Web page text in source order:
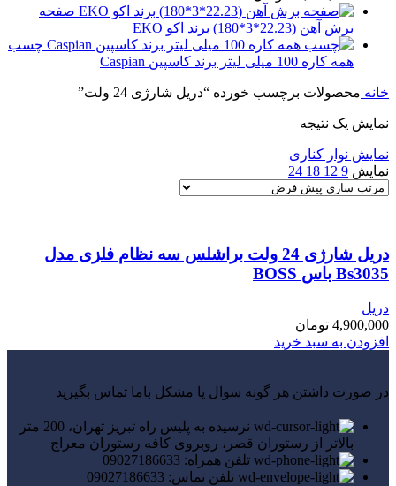
صفحه
برش آهن (22.23*3*180) برند اکو EKO
چسب
همه کاره 100 میلی لیتر برند کاسپین Caspian
خانه محصولات برچسب خورده “دریل شارژی 24 ولت”
نمایش یک نتیجه
نمایش نوار کناری
نمایش 9
12
18
24
دریل شارژی 24 ولت براشلس سه نظام فلزی مدل
Bs3035 باس BOSS
دریل
4,900,000 تومان
افزودن به سبد خرید
در صورت داشتن هر گونه سوال یا مشکل باما تماس بگیرید
نرسیده به پلیس راه تبریز تهران، 200 متر
بالاتر از رستوران قصر، روبروی کافه رستوران معراج
تلفن همراه: 09027186633
تلفن تماس: 09027186633